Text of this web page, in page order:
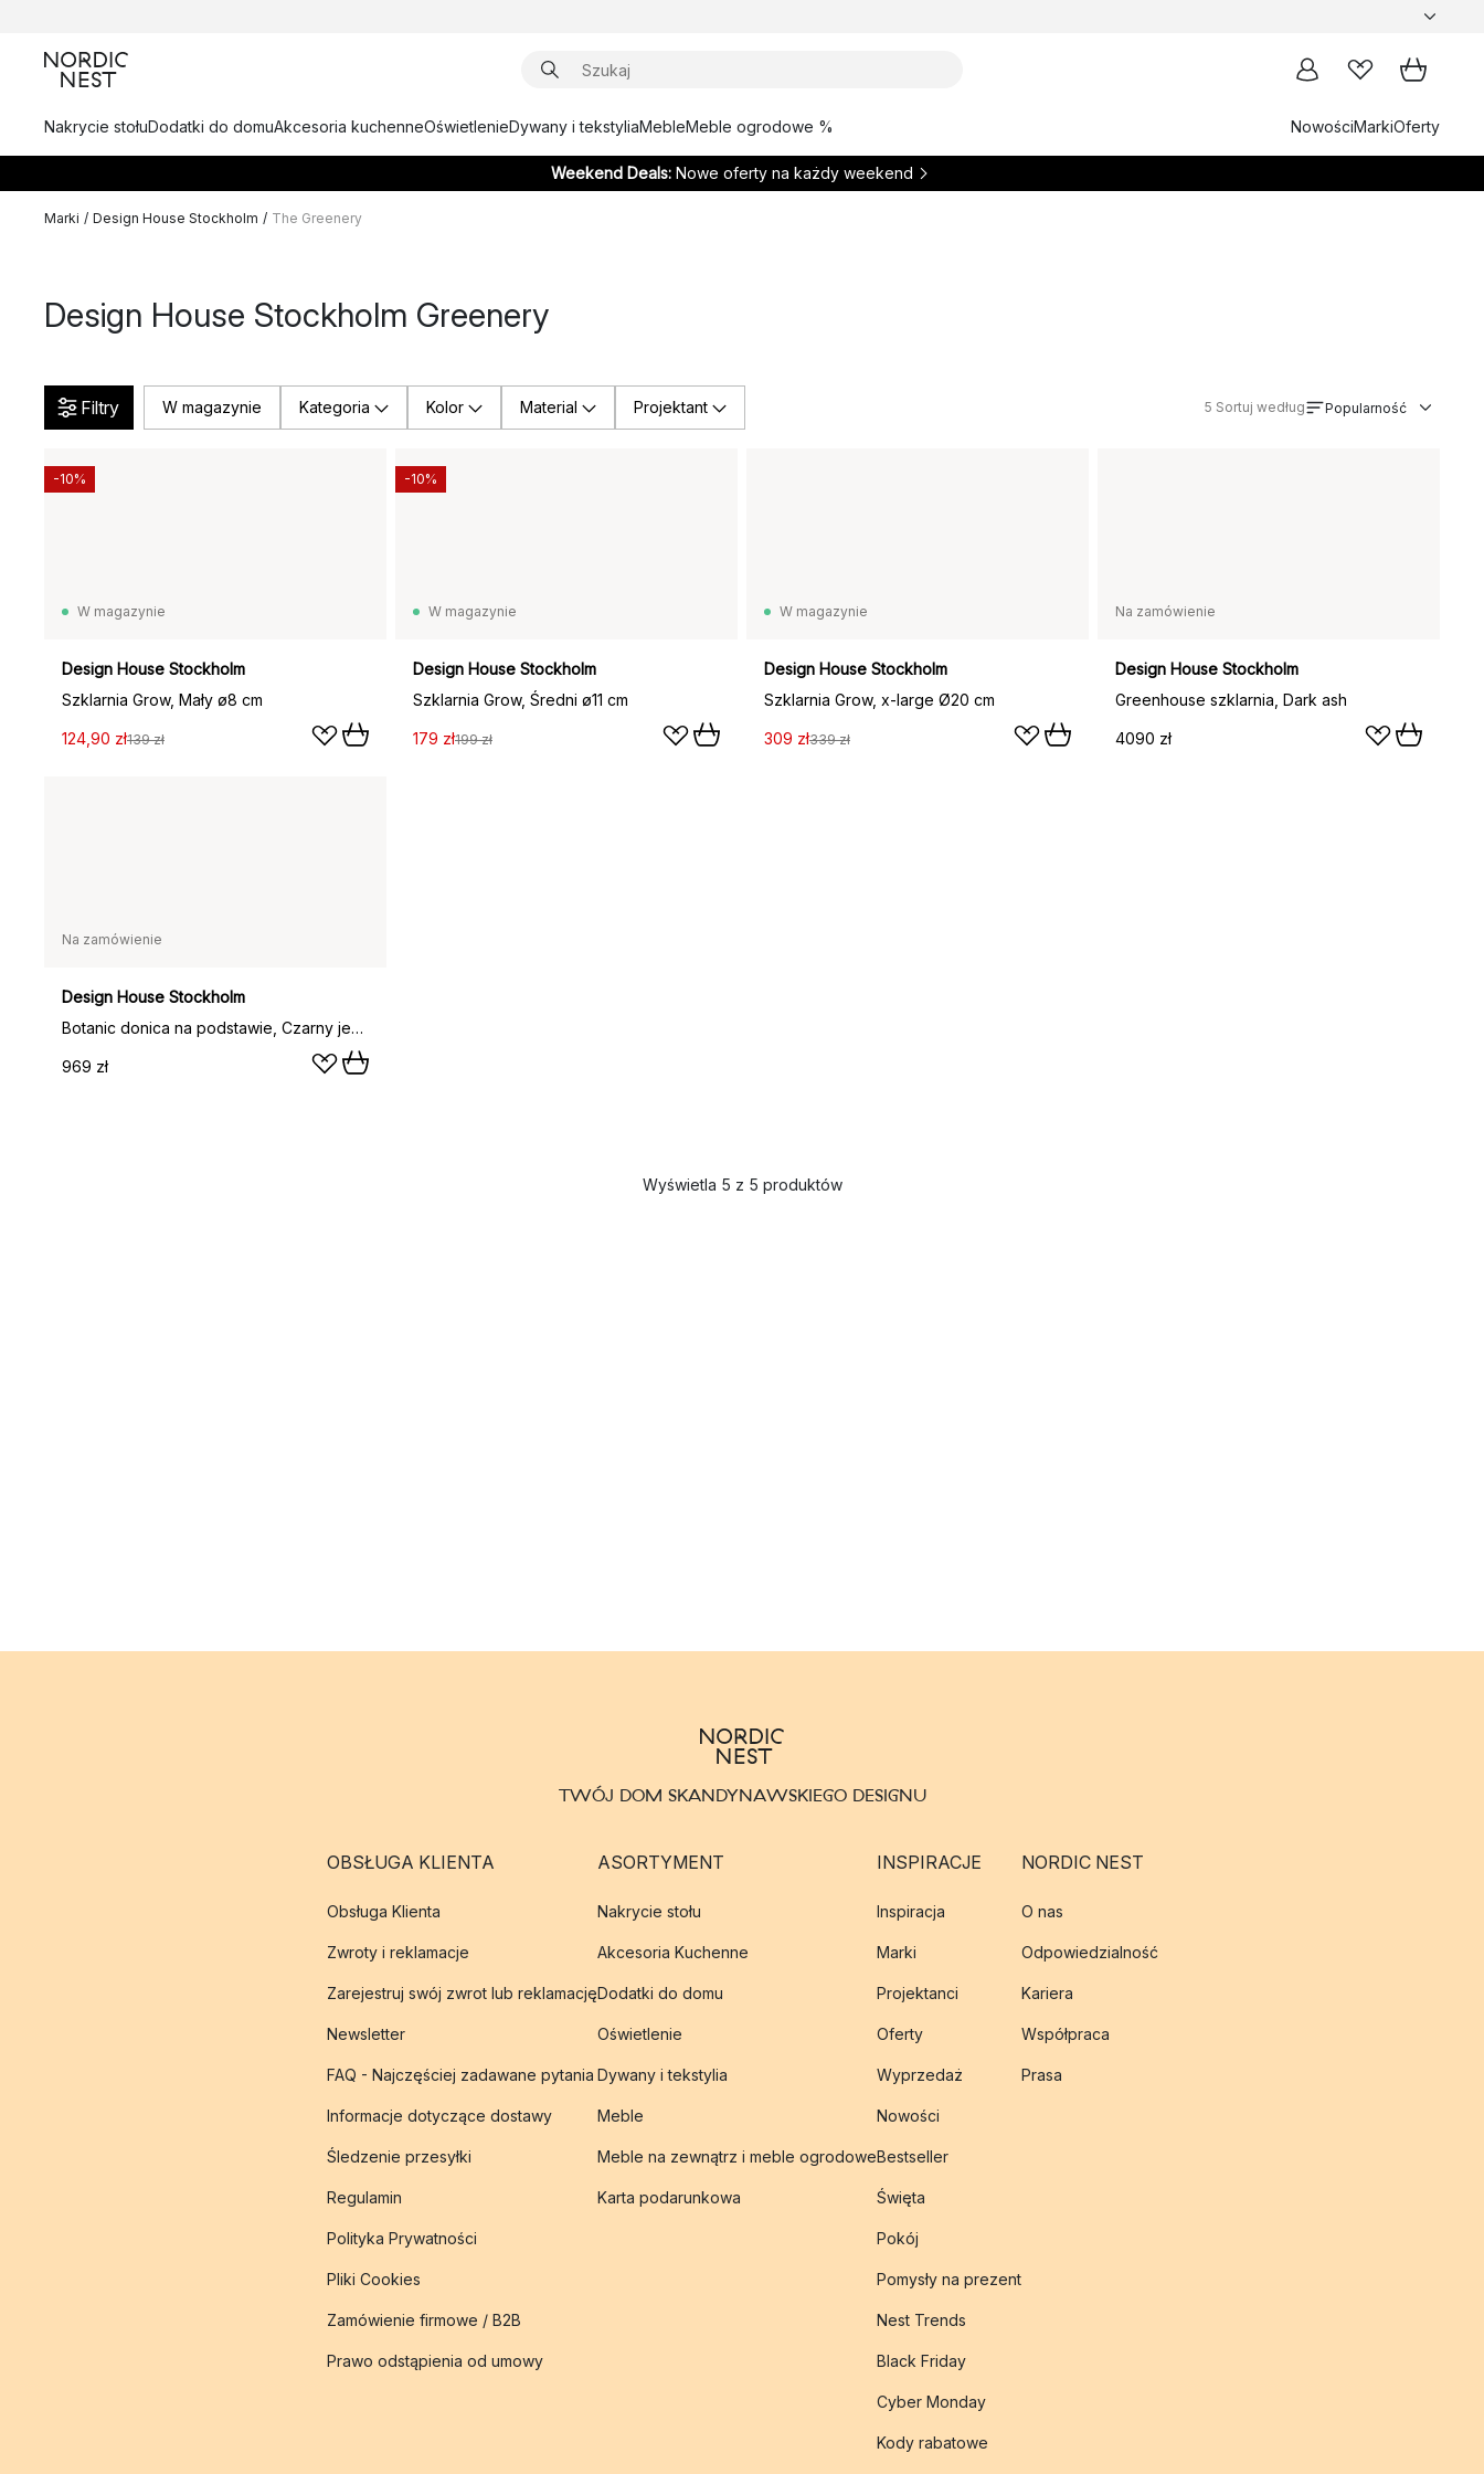
Nakrycie stołuDodatki do domuAkcesoria kuchenneOświetlenieDywany i tekstyliaMebleMeble ogrodowe % NowościMarkiOferty
Weekend Deals: Nowe oferty na każdy weekend
Marki / Design House Stockholm / The Greenery
Design House Stockholm Greenery
Filtry W magazynie Kategoria Kolor Material Projektant 5 Sortuj według Popularność
W magazynie
Design House Stockholm
Szklarnia Grow, Mały ø8 cm
124,90 zł139 zł
-10%
W magazynie
Design House Stockholm
Szklarnia Grow, Średni ø11 cm
179 zł199 zł
-10%
W magazynie
Design House Stockholm
Szklarnia Grow, x-large Ø20 cm
309 zł339 zł
Na zamówienie
Design House Stockholm
Greenhouse szklarnia, Dark ash
4090 zł
Na zamówienie
Design House Stockholm
Botanic donica na podstawie, Czarny jesion
969 zł
Wyświetla 5 z 5 produktów
TWÓJ DOM SKANDYNAWSKIEGO DESIGNU
OBSŁUGA KLIENTA
Obsługa Klienta
Zwroty i reklamacje
Zarejestruj swój zwrot lub reklamację
Newsletter
FAQ - Najczęściej zadawane pytania
Informacje dotyczące dostawy
Śledzenie przesyłki
Regulamin
Polityka Prywatności
Pliki Cookies
Zamówienie firmowe / B2B
Prawo odstąpienia od umowy
ASORTYMENT
Nakrycie stołu
Akcesoria Kuchenne
Dodatki do domu
Oświetlenie
Dywany i tekstylia
Meble
Meble na zewnątrz i meble ogrodowe
Karta podarunkowa
INSPIRACJE
Inspiracja
Marki
Projektanci
Oferty
Wyprzedaż
Nowości
Bestseller
Święta
Pokój
Pomysły na prezent
Nest Trends
Black Friday
Cyber Monday
Kody rabatowe
NORDIC NEST
O nas
Odpowiedzialność
Kariera
Współpraca
Prasa